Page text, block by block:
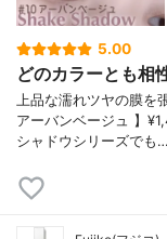
5.00
どのカラーとも相
上品な濡れツヤの膜
アーバンベージュ 】
シャドウシリーズでも…